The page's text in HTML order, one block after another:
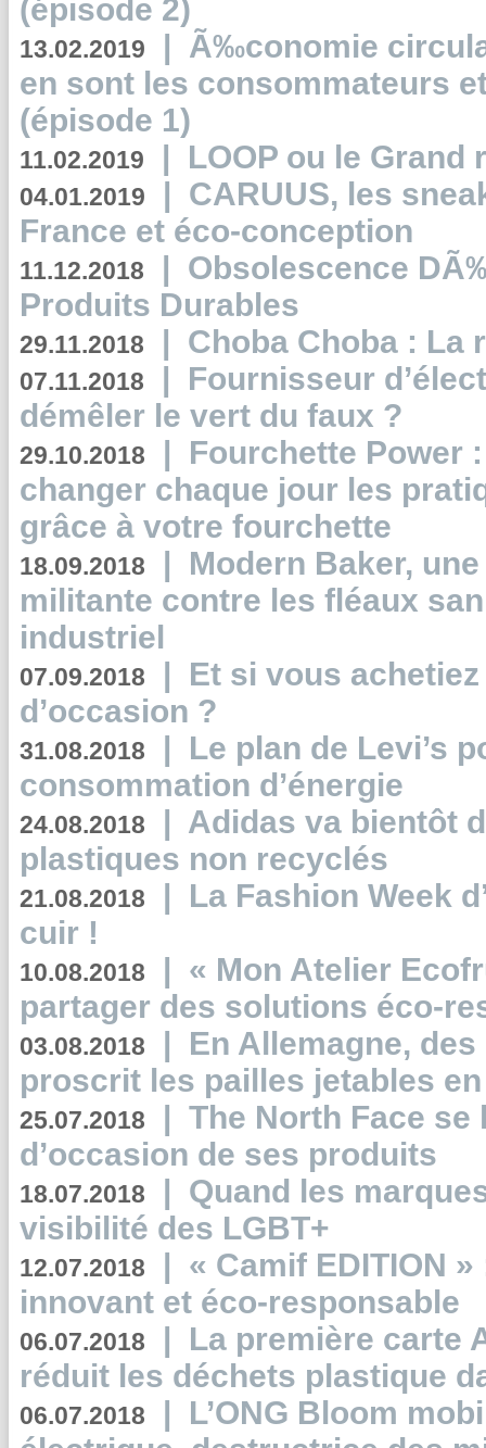
(épisode 2)
13.02.2019 | Ã‰conomie
en sont les consommateurs
(épisode 1)
11.02.2019 | LOOP ou le Grand
04.01.2019 | CARUUS, les
France et éco-conception
11.12.2018 | Obsolescence
Produits Durables
29.11.2018 | Choba Choba : La
07.11.2018 | Fournisseur
démêler le vert du faux ?
29.10.2018 | Fourchette Power
changer chaque jour les
grâce à votre fourchette
18.09.2018 | Modern Baker,
militante contre les fléaux
industriel
07.09.2018 | Et si vous
d’occasion ?
31.08.2018 | Le plan de Levi’s
consommation d’énergie
24.08.2018 | Adidas va bientôt
plastiques non recyclés
21.08.2018 | La Fashion Week
cuir !
10.08.2018 | « Mon Atelier
partager des solutions éco-
03.08.2018 | En Allemagne,
proscrit les pailles jetables
25.07.2018 | The North Face se
d’occasion de ses produits
18.07.2018 | Quand les
visibilité des LGBT+
12.07.2018 | « Camif EDITION
innovant et éco-responsable
06.07.2018 | La première carte
réduit les déchets plastique
06.07.2018 | L’ONG Bloom